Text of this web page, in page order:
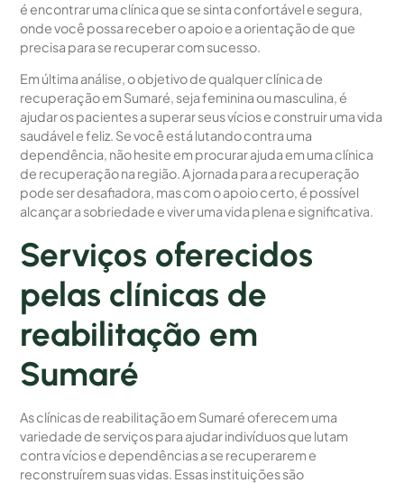
é encontrar uma clínica que se sinta confortável e segura,
onde você possa receber o apoio e a orientação de que
precisa para se recuperar com sucesso.
Em última análise, o objetivo de qualquer clínica de
recuperação em Sumaré, seja feminina ou masculina, é
ajudar os pacientes a superar seus vícios e construir uma vida
saudável e feliz. Se você está lutando contra uma
dependência, não hesite em procurar ajuda em uma clínica
de recuperação na região. A jornada para a recuperação
pode ser desafiadora, mas com o apoio certo, é possível
alcançar a sobriedade e viver uma vida plena e significativa.
Serviços oferecidos
pelas clínicas de
reabilitação em
Sumaré
As clínicas de reabilitação em Sumaré oferecem uma
variedade de serviços para ajudar indivíduos que lutam
contra vícios e dependências a se recuperarem e
reconstruírem suas vidas. Essas instituições são